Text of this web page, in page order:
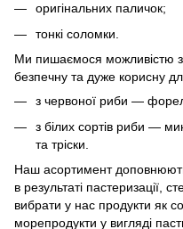
оригінальних паличок;
тонкі соломки.
Ми пишаємося можливістю
безпечну та дуже корисну
з червоної риби —
з білих сортів риби —
та тріски.
Наш асортимент
в результаті пастеризації,
вибрати у нас продукти як
морепродукти у вигляді